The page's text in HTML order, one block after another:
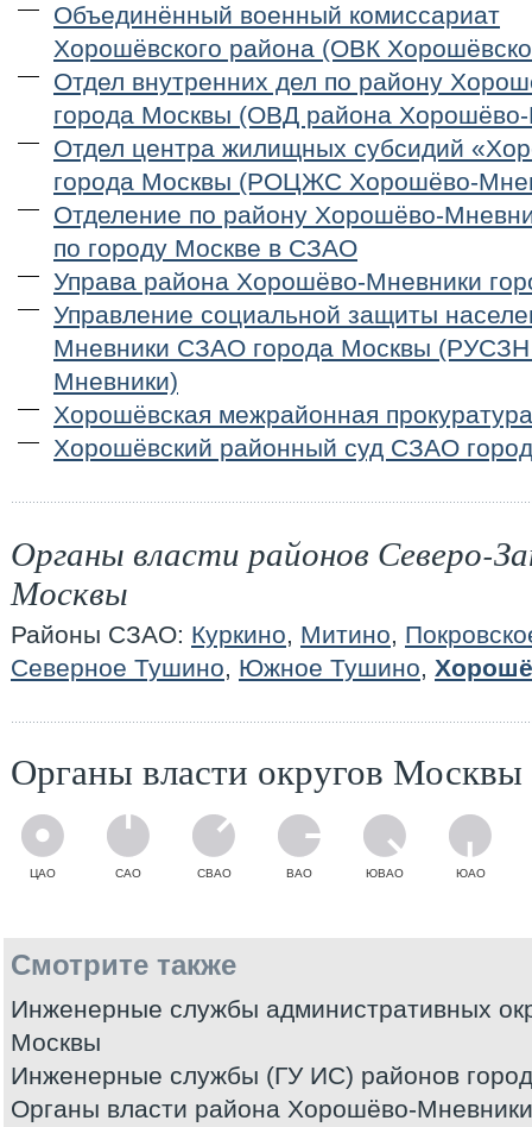
Объединённый военный комиссариат
Хорошёвского района (ОВК
Отдел внутренних дел по району
города Москвы (ОВД района
Отдел центра жилищных субсидий
города Москвы (РОЦЖС Хорошёво-
Отделение по району Хорошёво-
по городу Москве в СЗАО
Управа района Хорошёво-Мневники
Управление социальной защиты
Мневники СЗАО города Москвы
Мневники)
Хорошёвская межрайонная
Хорошёвский районный суд СЗАО
Органы власти районов Северо-
Москвы
Районы СЗАО: Куркино, Митино,
Северное Тушино, Южное Тушино,
Органы власти округов Москвы
ЦАО САО СВАО ВАО ЮВАО ЮАО
Смотрите также
Инженерные службы административных
Москвы
Инженерные службы (ГУ ИС) районов
Органы власти района Хорошёво-